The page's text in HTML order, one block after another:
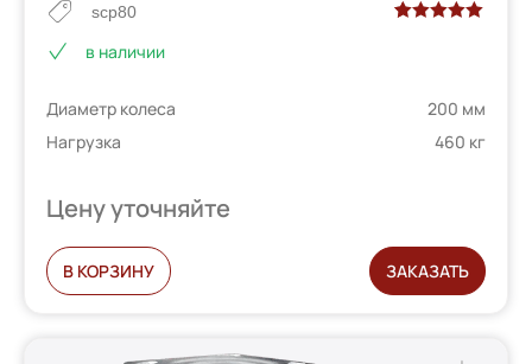
scp80
опроса
пользователей
в наличии
Диаметр колеса
200 мм
Нагрузка
460 кг
Цену уточняйте
В КОРЗИНУ ЗАКАЗАТЬ